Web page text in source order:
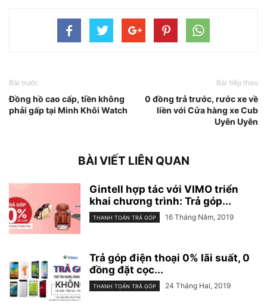
Bài trước
Đồng hồ cao cấp, tiền không
phải gấp tại Minh Khôi Watch
Bài tiếp theo
0 đồng trả trước, rước xe về
liền với Cửa hàng xe Cub
Uyên Uyên
BÀI VIẾT LIÊN QUAN
Gintell hợp tác với VIMO triển
khai chương trình: Trả góp...
THANH TOÁN TRẢ GÓP 16 Tháng Năm, 2019
Trả góp điện thoại 0% lãi suất, 0
đồng đặt cọc...
THANH TOÁN TRẢ GÓP 24 Tháng Hai, 2019